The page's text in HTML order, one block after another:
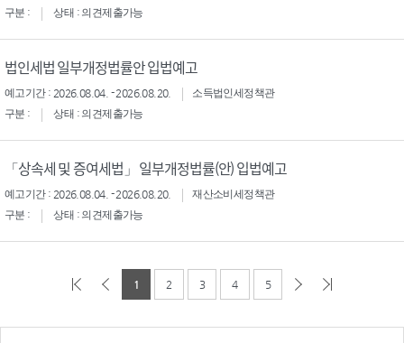
구분 :
상태 : 의견제출가능
법인세법 일부개정법률안 입법예고
예고기간 : 2026.08.04. - 2026.08.20.
소득법인세정책관
구분 :
상태 : 의견제출가능
「상속세 및 증여세법」 일부개정법률(안) 입법예고
예고기간 : 2026.08.04. - 2026.08.20.
재산소비세정책관
구분 :
상태 : 의견제출가능
1 2 3 4 5